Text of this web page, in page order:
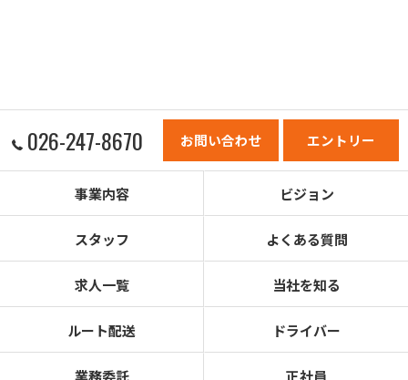
026-247-8670 お問い合わせ エントリー
事業内容 ビジョン
スタッフ よくある質問
求人一覧 当社を知る
ルート配送 ドライバー
業務委託 正社員